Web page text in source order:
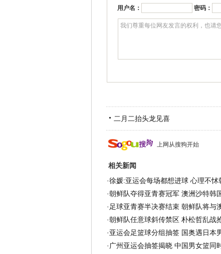
用户名： 密码：
二月二抬头龙见喜
上网从搜狗开始
相关新闻
·徐媛:亚运会每场都想进球 心理不怵
·朝鲜队夺得亚青赛冠军 澳洲沙特韩
· 足球亚青赛半决赛结束 朝鲜队将与
·朝鲜队任意球斜传禁区 朴松哲乱战
·亚运会足篮球分组抽签 国奥遇日本
· 广州亚运会抽签揭晓 中国男女篮同